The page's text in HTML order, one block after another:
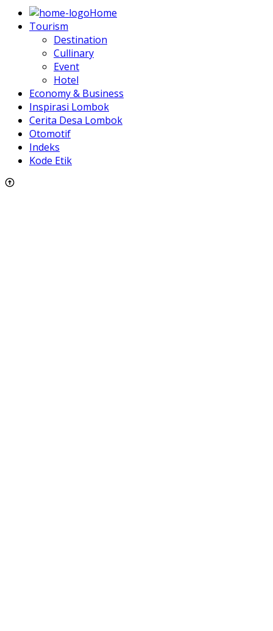
Home
Tourism
Destination
Cullinary
Event
Hotel
Economy & Business
Inspirasi Lombok
Cerita Desa Lombok
Otomotif
Indeks
Kode Etik